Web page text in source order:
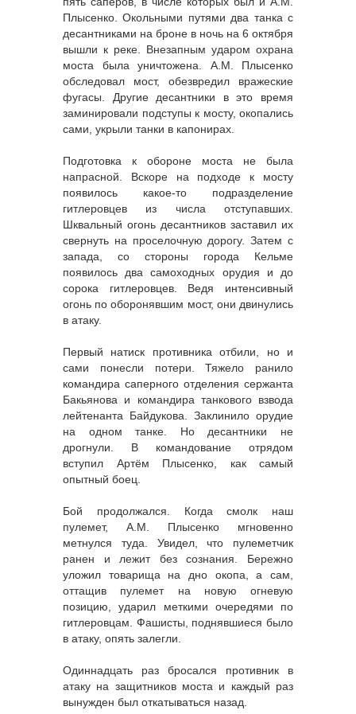
Плысенко. Окольными путями два танка с
десантниками на броне в ночь на 6 октября
вышли к реке. Внезапным ударом охрана
моста была уничтожена. А.М. Плысенко
обследовал мост, обезвредил вражеские
фугасы. Другие десантники в это время
заминировали подступы к мосту, окопались
сами, укрыли танки в капонирах.
Подготовка к обороне моста не была
напрасной. Вскоре на подходе к мосту
появилось какое-то подразделение
гитлеровцев из числа отступавших.
Шквальный огонь десантников заставил их
свернуть на проселочную дорогу. Затем с
запада, со стороны города Кельме
появилось два самоходных орудия и до
сорока гитлеровцев. Ведя интенсивный
огонь по оборонявшим мост, они двинулись
в атаку.
Первый натиск противника отбили, но и
сами понесли потери. Тяжело ранило
командира саперного отделения сержанта
Бакьянова и командира танкового взвода
лейтенанта Байдукова. Заклинило орудие
на одном танке. Но десантники не
дрогнули. В командование отрядом
вступил Артём Плысенко, как самый
опытный боец.
Бой продолжался. Когда смолк наш
пулемет, А.М. Плысенко мгновенно
метнулся туда. Увидел, что пулеметчик
ранен и лежит без сознания. Бережно
уложил товарища на дно окопа, а сам,
оттащив пулемет на новую огневую
позицию, ударил меткими очередями по
гитлеровцам. Фашисты, поднявшиеся было
в атаку, опять залегли.
Одиннадцать раз бросался противник в
атаку на защитников моста и каждый раз
вынужден был откатываться назад.